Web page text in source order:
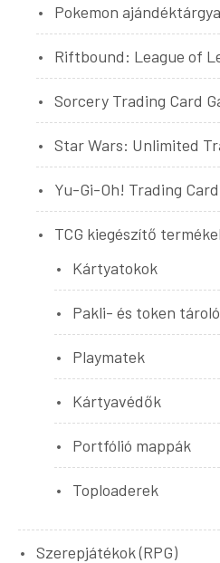
Pokemon
Riftbound: League of
Sorcery Trading Card
Star Wars: Unlimited
Yu-Gi-Oh! Trading Card
TCG kiegészítő
Kártyatokok
Pakli- és token
Playmatek
Kártyavédők
Portfólió mappák
Toploaderek
Szerepjátékok (RPG)